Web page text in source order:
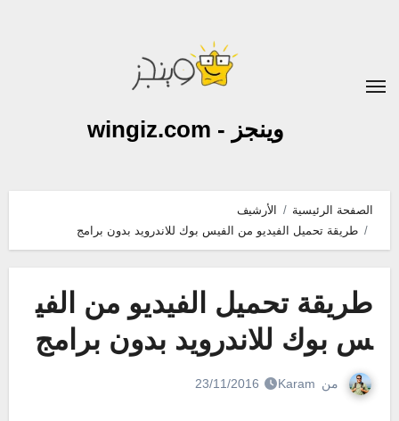
وينجز - wingiz.com
الصفحة الرئيسية
الأرشيف
طريقة تحميل الفيديو من الفيس بوك للاندرويد بدون برامج
طريقة تحميل الفيديو من الفي
س بوك للاندرويد بدون برامج
من Karam
23/11/2016